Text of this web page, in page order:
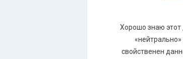
Хорошо знаю этот
свойственен